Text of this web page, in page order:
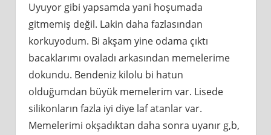
Uyuyor gibi yapsamda yani hoşumada
gitmemiş değil. Lakin daha fazlasından
korkuyodum. Bi akşam yine odama çıktı
bacaklarımı ovaladı arkasından memelerime
dokundu. Bendeniz kilolu bi hatun
olduğumdan büyük memelerim var. Lisede
silikonların fazla iyi diye laf atanlar var.
Memelerimi okşadıktan daha sonra uyanır g,b,